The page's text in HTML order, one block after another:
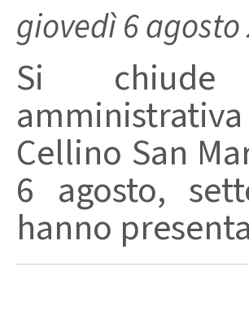
giovedì 6 agosto
Si chiude
Cellino San
6 agosto,
hanno